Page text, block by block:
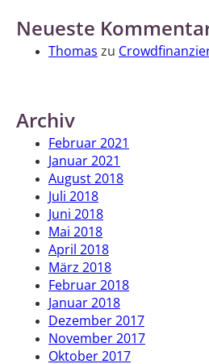
Neueste
Thomas zu
Archiv
Februar 2021
Januar 2021
August 2018
Juli 2018
Juni 2018
Mai 2018
April 2018
März 2018
Februar 2018
Januar 2018
Dezember 2017
November 2017
Oktober 2017